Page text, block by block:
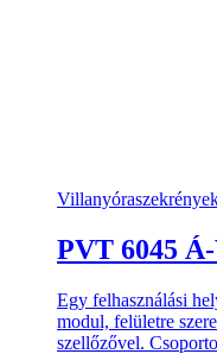
PVT 6045
Egy felhasználási
modul, felületre
szellőzővel.